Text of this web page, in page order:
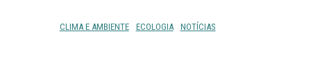
CLIMA E AMBIENTE ECOLOGIA NOTÍCIAS